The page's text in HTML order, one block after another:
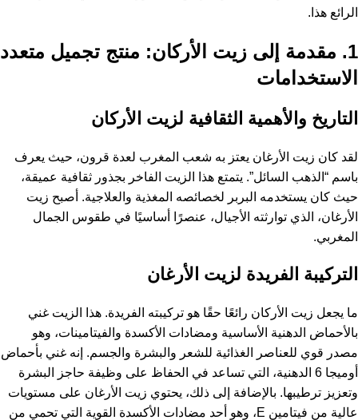
الرائع هذا.
1. مقدمة إلى زيت الأركان: منتج تجميل متعدد
الاستخدامات
التاريخ والأهمية الثقافية لزيت الأركان
لقد كان زيت الأرغان يعتز به شعب المغرب لعدة قرون، حيث يعرف
باسم “الذهب السائل”. يتمتع هذا الزيت الفاخر بجذور ثقافية عميقة،
حيث كان يستخدمه البربر لخصائصه المغذية والعلاجية. أصبح زيت
الأرغان، الذي توارثته الأجيال، عنصرًا أساسيًا في طقوس الجمال
المغربي.
التركيبة الفريدة لزيت الأرغان
ما يجعل زيت الأركان رائعًا حقًا هو تركيبته الفريدة. هذا الزيت غني
بالأحماض الدهنية الأساسية ومضادات الأكسدة والفيتامينات، وهو
مصدر قوي للعناصر الغذائية للشعر والبشرة والجسم. إنه غني بأحماض
أوميجا 6 الدهنية، التي تساعد في الحفاظ على وظيفة حاجز البشرة
وتعزيز ترطيبها. بالإضافة إلى ذلك، يحتوي زيت الأرغان على مستويات
عالية من فيتامين E، وهو أحد مضادات الأكسدة القوية التي تحمي من